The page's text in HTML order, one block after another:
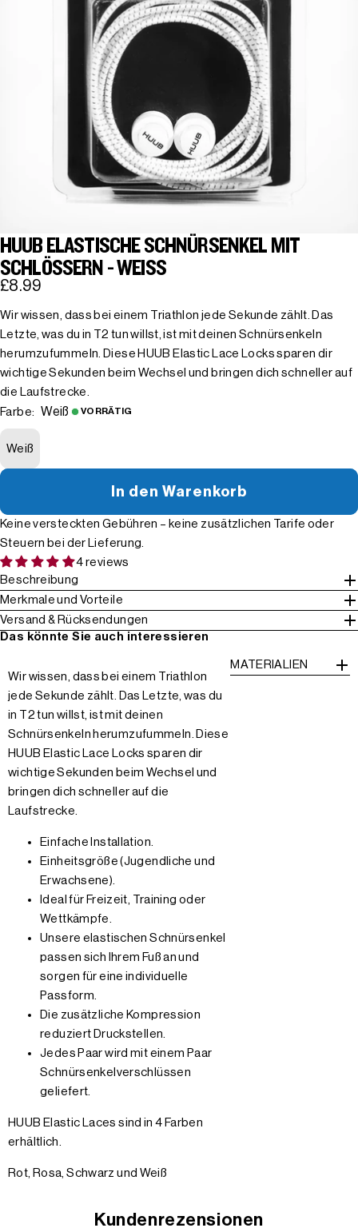
HUUB ELASTISCHE SCHNÜRSENKEL MIT
SCHLÖSSERN - WEISS
£8.99
Wir wissen, dass bei einem Triathlon jede Sekunde zählt. Das
Letzte, was du in T2 tun willst, ist mit deinen Schnürsenkeln
herumzufummeln. Diese HUUB Elastic Lace Locks sparen dir
wichtige Sekunden beim Wechsel und bringen dich schneller auf
die Laufstrecke.
Farbe:
Weiß VORRÄTIG
Weiß
In den Warenkorb
Keine versteckten Gebühren – keine zusätzlichen Tarife oder
Steuern bei der Lieferung.
4 reviews
Beschreibung
Merkmale und Vorteile
Versand & Rücksendungen
Das könnte Sie auch interessieren
Wir wissen, dass bei einem Triathlon
jede Sekunde zählt. Das Letzte, was du
in T2 tun willst, ist mit deinen
Schnürsenkeln herumzufummeln. Diese
HUUB Elastic Lace Locks sparen dir
wichtige Sekunden beim Wechsel und
bringen dich schneller auf die
Laufstrecke.
Einfache Installation.
Einheitsgröße (Jugendliche und
Erwachsene).
Ideal für Freizeit, Training oder
Wettkämpfe.
Unsere elastischen Schnürsenkel
passen sich Ihrem Fuß an und
sorgen für eine individuelle
Passform.
Die zusätzliche Kompression
reduziert Druckstellen.
Jedes Paar wird mit einem Paar
Schnürsenkelverschlüssen
geliefert.
HUUB Elastic Laces sind in 4 Farben
erhältlich.
Rot, Rosa, Schwarz und Weiß
MATERIALIEN
Kundenrezensionen